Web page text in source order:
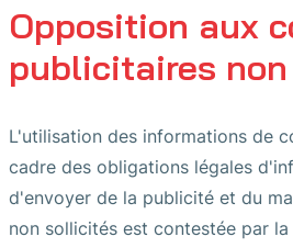
Opposition aux
publicitaires
L'utilisation des informations de
cadre des obligations légales
d'envoyer de la publicité et du
non sollicités est contestée par la